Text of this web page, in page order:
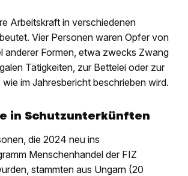
Arbeitskraft in verschiedenen
Vier Personen waren Opfer von
anderer Formen, etwa zwecks Zwang
Tätigkeiten, zur Bettelei oder zur
im Jahresbericht beschrieben wird.
in Schutzunterkünften
die 2024 neu ins
Menschenhandel der FIZ
stammten aus Ungarn (20